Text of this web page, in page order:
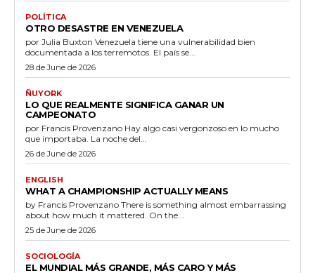
POLÍTICA
OTRO DESASTRE EN VENEZUELA
por Julia Buxton Venezuela tiene una vulnerabilidad bien
documentada a los terremotos. El país se...
28 de June de 2026
ÑUYORK
LO QUE REALMENTE SIGNIFICA GANAR UN
CAMPEONATO
por Francis Provenzano Hay algo casi vergonzoso en lo mucho
que importaba. La noche del...
26 de June de 2026
ENGLISH
WHAT A CHAMPIONSHIP ACTUALLY MEANS
by Francis Provenzano There is something almost embarrassing
about how much it mattered. On the...
25 de June de 2026
SOCIOLOGÍA
EL MUNDIAL MÁS GRANDE, MÁS CARO Y MÁS